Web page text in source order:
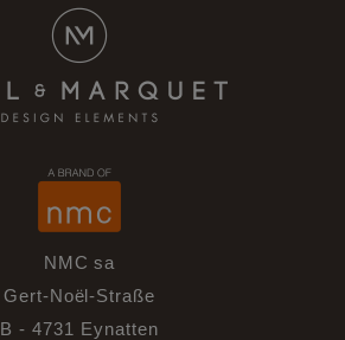
NMC sa
Gert-Noël-Straße
B - 4731 Eynatten